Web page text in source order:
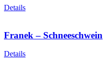
Details
Franek – Schneeschwein
Details